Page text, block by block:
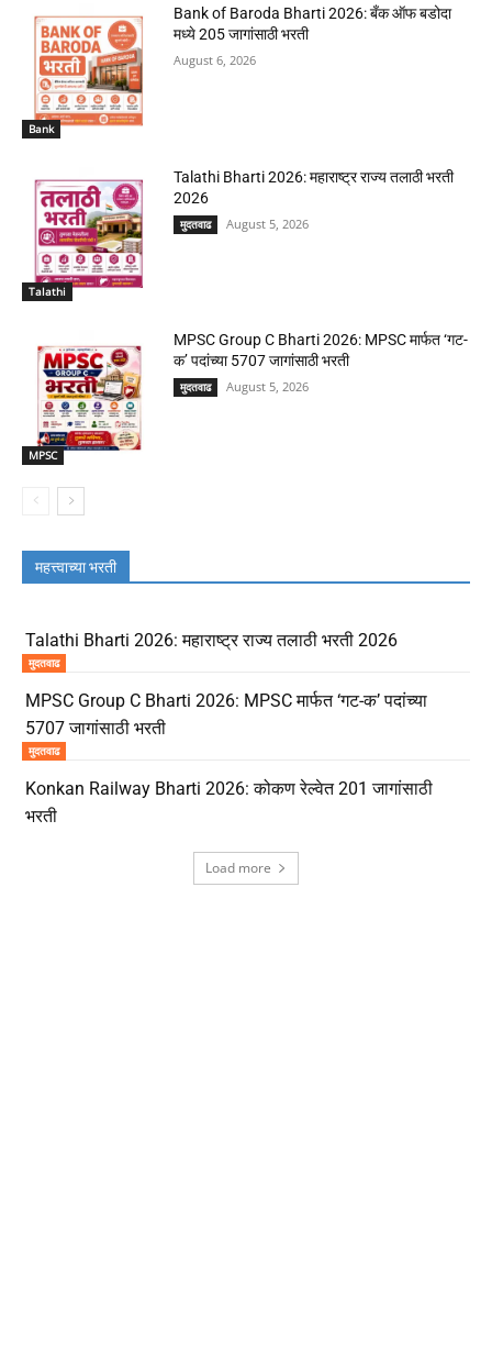
Bank
Bank of Baroda Bharti 2026: बँक ऑफ बडोदा
मध्ये 205 जागांसाठी भरती
August 6, 2026
Talathi
Talathi Bharti 2026: महाराष्ट्र राज्य तलाठी भरती
2026
मुदतवाढ August 5, 2026
MPSC
MPSC Group C Bharti 2026: MPSC मार्फत ‘गट-
क’ पदांच्या 5707 जागांसाठी भरती
मुदतवाढ August 5, 2026
महत्त्वाच्या भरती
Talathi Bharti 2026: महाराष्ट्र राज्य तलाठी भरती 2026
मुदतवाढ
MPSC Group C Bharti 2026: MPSC मार्फत ‘गट-क’ पदांच्या
5707 जागांसाठी भरती
मुदतवाढ
Konkan Railway Bharti 2026: कोकण रेल्वेत 201 जागांसाठी
भरती
Load more